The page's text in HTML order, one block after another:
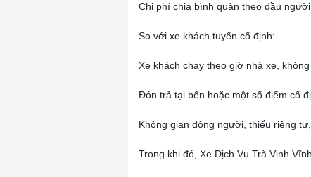
Chi phí chia bình quân theo đầu
So với xe khách tuyến cố định:
Xe khách chạy theo giờ nhà xe,
Đón trả tại bến hoặc một số điểm cố
Không gian đông người, thiếu riêng
Trong khi đó, Xe Dịch Vụ Trà Vinh